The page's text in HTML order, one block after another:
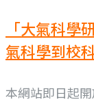
「大氣科學
氣科學到校
本網站即日起